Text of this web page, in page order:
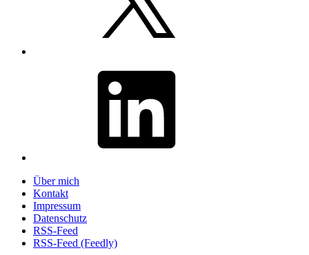
Über mich
Kontakt
Impressum
Datenschutz
RSS-Feed
RSS-Feed (Feedly)